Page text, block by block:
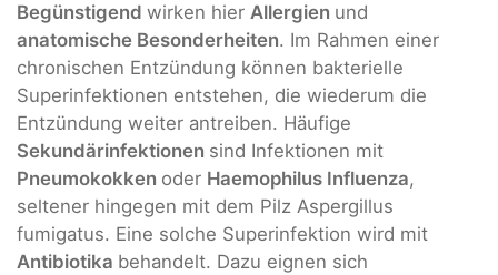
Begünstigend wirken hier Allergien und
anatomische Besonderheiten. Im Rahmen einer
chronischen Entzündung können bakterielle
Superinfektionen entstehen, die wiederum die
Entzündung weiter antreiben. Häufige
Sekundärinfektionen sind Infektionen mit
Pneumokokken oder Haemophilus Influenza,
seltener hingegen mit dem Pilz Aspergillus
fumigatus. Eine solche Superinfektion wird mit
Antibiotika behandelt. Dazu eignen sich